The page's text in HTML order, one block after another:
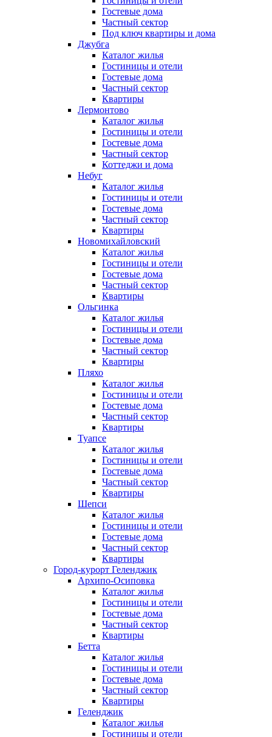
Гостевые дома
Частный сектор
Под ключ квартиры и дома
Джубга
Каталог жилья
Гостиницы и отели
Гостевые дома
Частный сектор
Квартиры
Лермонтово
Каталог жилья
Гостиницы и отели
Гостевые дома
Частный сектор
Коттеджи и дома
Небуг
Каталог жилья
Гостиницы и отели
Гостевые дома
Частный сектор
Квартиры
Новомихайловский
Каталог жилья
Гостиницы и отели
Гостевые дома
Частный сектор
Квартиры
Ольгинка
Каталог жилья
Гостиницы и отели
Гостевые дома
Частный сектор
Квартиры
Пляхо
Каталог жилья
Гостиницы и отели
Гостевые дома
Частный сектор
Квартиры
Туапсе
Каталог жилья
Гостиницы и отели
Гостевые дома
Частный сектор
Квартиры
Шепси
Каталог жилья
Гостиницы и отели
Гостевые дома
Частный сектор
Квартиры
Город-курорт Геленджик
Архипо-Осиповка
Каталог жилья
Гостиницы и отели
Гостевые дома
Частный сектор
Квартиры
Бетта
Каталог жилья
Гостиницы и отели
Гостевые дома
Частный сектор
Квартиры
Геленджик
Каталог жилья
Гостиницы и отели